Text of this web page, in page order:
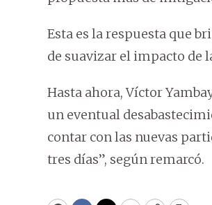
Esta es la respuesta que
de suavizar el impacto de
Hasta ahora, Víctor
un eventual
contar con las nuevas
tres días”, según remarcó.